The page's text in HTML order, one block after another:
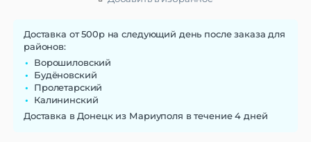
Доставка от 500р на следующий день после заказа для
районов:
Ворошиловский
Будёновский
Пролетарский
Калининский
Доставка в Донецк из Мариуполя в течение 4 дней